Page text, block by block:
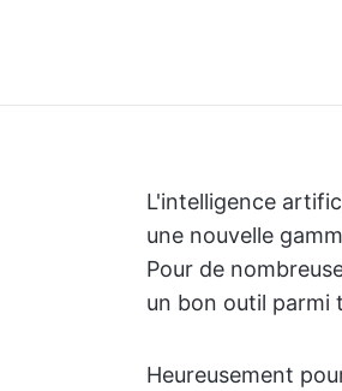
L'intelligence
une nouvelle
Pour de
un bon outil parmi
Heureusement